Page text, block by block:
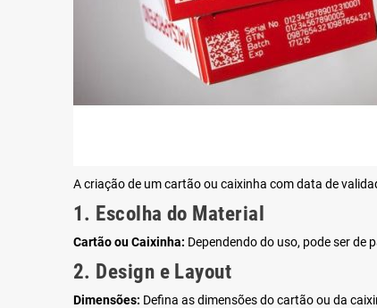
A criação de um cartão ou caixinha com data de
1. Escolha do Material
Cartão ou Caixinha: Dependendo do uso, pode ser
2. Design e Layout
Dimensões: Defina as dimensões do cartão ou da